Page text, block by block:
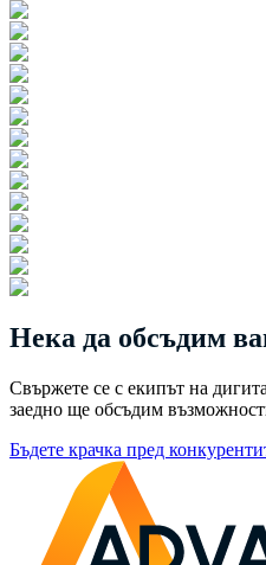
Нека да обсъдим
Свържете се с екипът на
заедно ще обсъдим
Бъдете крачка пред